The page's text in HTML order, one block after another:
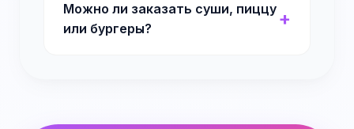
Можно ли заказать суши, пиццу
или бургеры?